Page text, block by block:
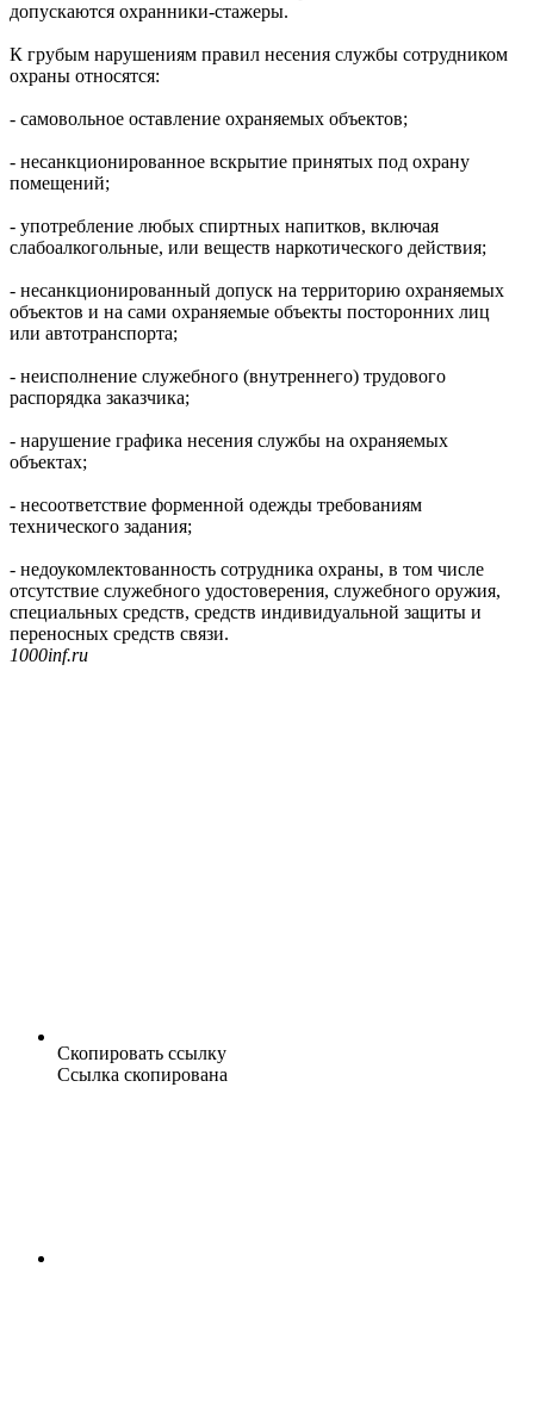
допускаются охранники-стажеры.
К грубым нарушениям правил несения службы сотрудником
охраны относятся:
- самовольное оставление охраняемых объектов;
- несанкционированное вскрытие принятых под охрану
помещений;
- употребление любых спиртных напитков, включая
слабоалкогольные, или веществ наркотического действия;
- несанкционированный допуск на территорию охраняемых
объектов и на сами охраняемые объекты посторонних лиц
или автотранспорта;
- неисполнение служебного (внутреннего) трудового
распорядка заказчика;
- нарушение графика несения службы на охраняемых
объектах;
- несоответствие форменной одежды требованиям
технического задания;
- недоукомлектованность сотрудника охраны, в том числе
отсутствие служебного удостоверения, служебного оружия,
специальных средств, средств индивидуальной защиты и
переносных средств связи.
1000inf.ru
Скопировать ссылку
Ссылка скопирована